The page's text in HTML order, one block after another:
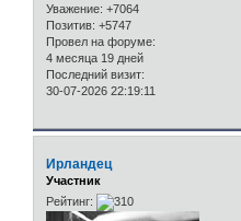
Уважение: +7064
Позитив: +5747
Провел на форуме:
4 месяца 19 дней
Последний визит:
30-07-2026 22:19:11
Ирландец
Участник
Рейтинг: